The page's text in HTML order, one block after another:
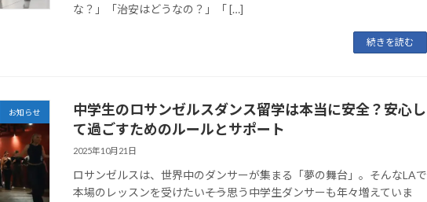
な？」「治安はどうなの？」「 […]
続きを読む
お知らせ
中学生のロサンゼルスダンス留学は本当に安全？安心し
て過ごすためのルールとサポート
2025年10月21日
ロサンゼルスは、世界中のダンサーが集まる「夢の舞台」。そんなLAで
本場のレッスンを受けたい――そう思う中学生ダンサーも年々増えていま